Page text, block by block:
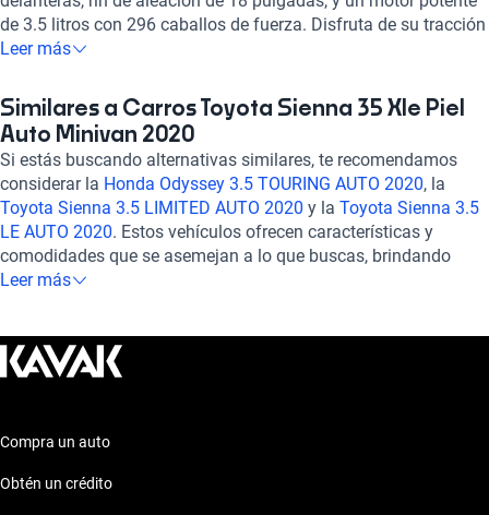
de 3.5 litros con 296 caballos de fuerza. Disfruta de su tracción
delantera, asientos de cuero, sistema de entretenimiento con
frenos ABS, asistencia de frenado y cámara de distancia, tu
seguridad es primordial. Su diseño espacioso y confortable,
junto con su potencia y tecnología, hacen del Sienna una
elección ideal para tu familia. ¡Experimenta la excelencia en
cada viaje con este Toyota Sienna 2020!
Leer más
Similares a Carros Toyota Sienna 35 Xle Piel
Auto Minivan 2020
Si estás buscando alternativas similares, te recomendamos
considerar la Honda Odyssey 3.5 TOURING AUTO 2020, la
Toyota Sienna 3.5 LIMITED AUTO 2020 y la Toyota Sienna 3.5
LE AUTO 2020. Estos vehículos ofrecen características y
comodidades que se asemejan a lo que buscas, brindando
seguridad, tecnología avanzada y un rendimiento confiable.
para ayudarte en cada paso de tu búsqueda!
Leer más
Compra un auto
Obtén un crédito